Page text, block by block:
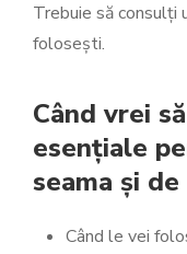
Trebuie să consulți
folosești.
Când vrei
esențiale
seama și
Când le vei